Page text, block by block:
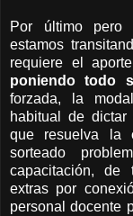
Por último pero
estamos
requiere el
poniendo todo
forzada, la
habitual de dictar
que resuelva la
sorteado
capacitación, de
extras por
personal docente